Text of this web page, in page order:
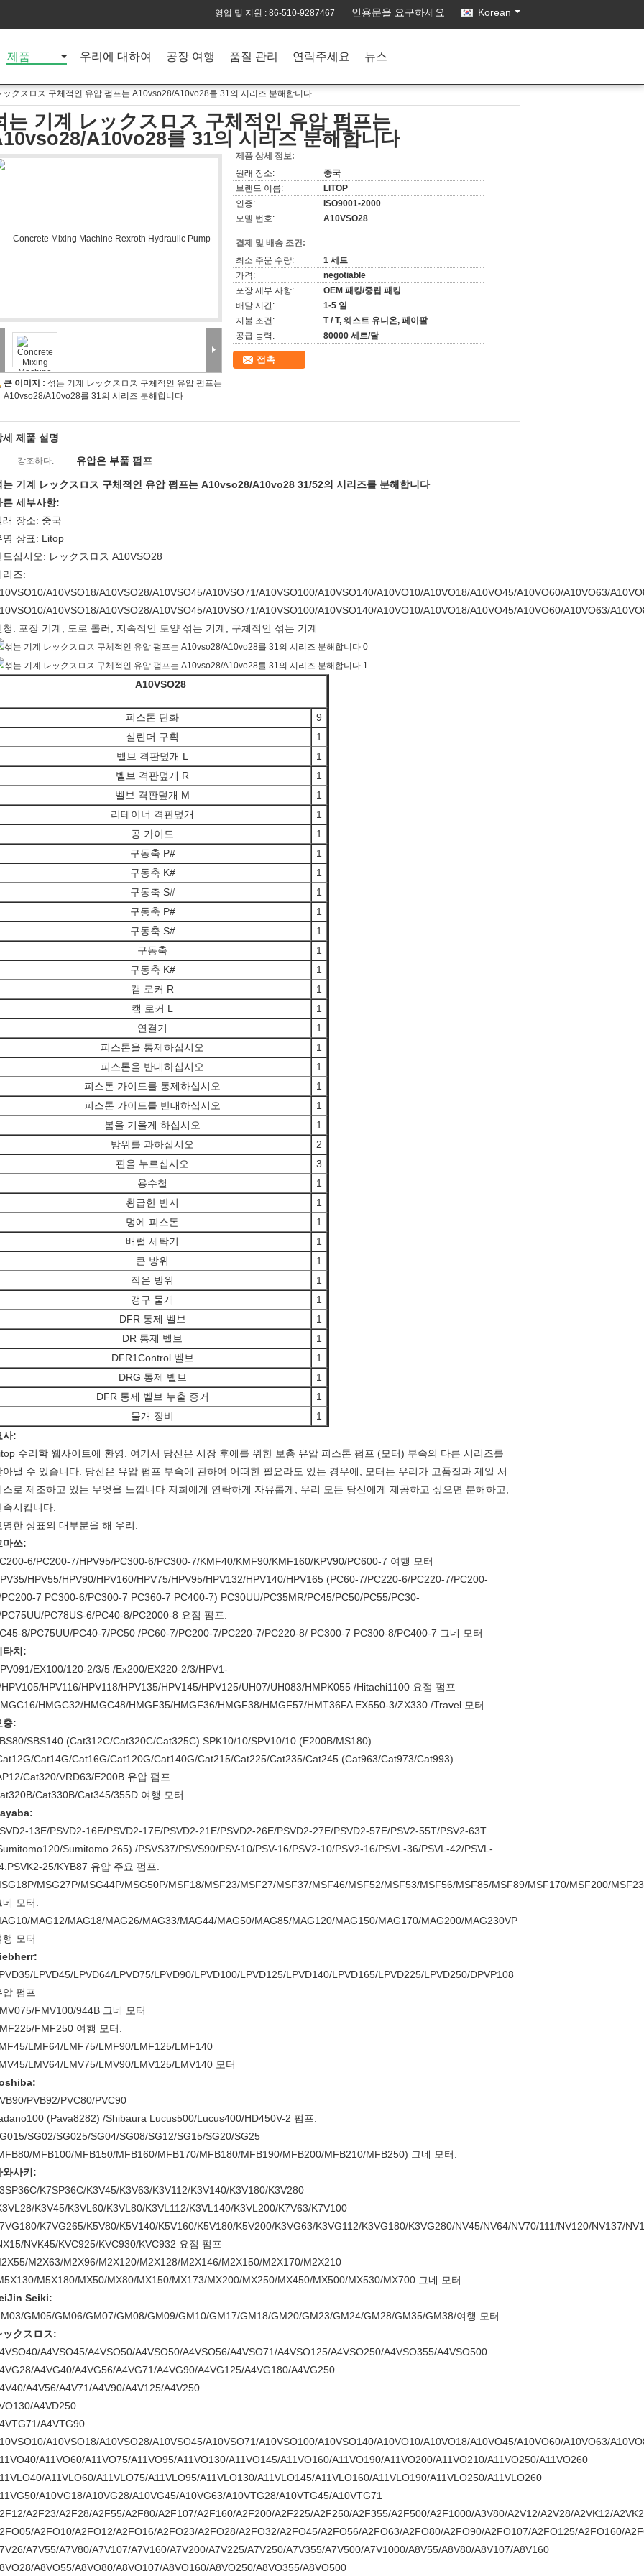
영업 및 지원 : 86-510-9287467 인용문을 요구하세요 Korean
제품 우리에 대하여 공장 여행 품질 관리 연락주세요 뉴스
ックスロス 구체적인 유압 펌프는 A10vso28/A10vo28를 31의 시리즈 분해합니다
는 기계 レックスロス 구체적인 유압 펌프는
A10vo28를 31의 시리즈 분해합니다
큰 이미지 : 섞는 기계 レックスロス 구체적인 유압 펌프는
A10vso28/A10vo28를 31의 시리즈 분해합니다
제품 상세 정보:
원래 장소:
중국
브랜드 이름:
LITOP
인증:
ISO9001-2000
모델 번호:
A10VSO28
결제 및 배송 조건:
최소 주문 수량:
1 세트
가격:
negotiable
포장 세부 사항:
OEM 패킹/중립 패킹
배달 시간:
1-5 일
지불 조건:
T / T, 웨스트 유니온, 페이팔
공급 능력:
80000 세트/달
접촉
세 제품 설명
강조하다: 유압은 부품 펌프
는 기계 レックスロス 구체적인 유압 펌프는 A10vso28/A10vo28 31/52의 시리즈를 분해합니다
른 세부사항:
래 장소: 중국
명 상표: Litop
드십시오: レックスロス A10VSO28
리즈:
A10VSO18/A10VSO28/A10VSO45/A10VSO71/A10VSO100/A10VSO140/A10VO10/A10VO18/A10VO45/A10VO60/A10VO63/
A10VSO18/A10VSO28/A10VSO45/A10VSO71/A10VSO100/A10VSO140/A10VO10/A10VO18/A10VO45/A10VO60/A10VO63/
청: 포장 기계, 도로 롤러, 지속적인 토양 섞는 기계, 구체적인 섞는 기계
A10VSO28
피스톤 단화
9
실린더 구획
1
벨브 격판덮개 L
1
벨브 격판덮개 R
1
벨브 격판덮개 M
1
리테이너 격판덮개
1
공 가이드
1
구동축 P#
1
구동축 K#
1
구동축 S#
1
구동축 P#
1
구동축 S#
1
구동축
1
구동축 K#
1
캠 로커 R
1
캠 로커 L
1
연결기
1
피스톤을 통제하십시오
1
피스톤을 반대하십시오
1
피스톤 가이드를 통제하십시오
1
피스톤 가이드를 반대하십시오
1
봄을 기울게 하십시오
1
방위를 과하십시오
2
핀을 누르십시오
3
용수철
1
황급한 반지
1
멍에 피스톤
1
배럴 세탁기
1
큰 방위
1
작은 방위
1
갱구 물개
1
DFR 통제 벨브
1
DR 통제 벨브
1
DFR1Control 벨브
1
DRG 통제 벨브
1
DFR 통제 벨브 누출 증거
1
물개 장비
1
사:
수리학 웹사이트에 환영. 여기서 당신은 시장 후에를 위한 보충 유압 피스톤 펌프 (모터) 부속의 다른 시리즈를
아낼 수 있습니다. 당신은 유압 펌프 부속에 관하여 어떠한 필요라도 있는 경우에, 모터는 우리가 고품질과 제일 서
스로 제조하고 있는 무엇을 느낍니다 저희에게 연락하게 자유롭게, 우리 모든 당신에게 제공하고 싶으면 분해하고,
족시킵니다.
명한 상표의 대부분을 해 우리:
마쓰:
6/PC200-7/HPV95/PC300-6/PC300-7/KMF40/KMF90/KMF160/KPV90/PC600-7 여행 모터
HPV55/HPV90/HPV160/HPV75/HPV95/HPV132/HPV140/HPV165 (PC60-7/PC220-6/PC220-7/PC200-
7 PC300-6/PC300-7 PC360-7 PC400-7) PC30UU/PC35MR/PC45/PC50/PC55/PC30-
PC78US-6/PC40-8/PC2000-8 요점 펌프.
8/PC75UU/PC40-7/PC50 /PC60-7/PC200-7/PC220-7/PC220-8/ PC300-7 PC300-8/PC400-7 그네 모터
타치:
EX100/120-2/3/5 /Ex200/EX220-2/3/HPV1-
HPV105/HPV116/HPV118/HPV135/HPV145/HPV125/UH07/UH083/HMPK055 /Hitachi1100 요점 펌프
HMGC32/HMGC48/HMGF35/HMGF36/HMGF38/HMGF57/HMT36FA EX550-3/ZX330 /Travel 모터
충:
SBS140 (Cat312C/Cat320C/Cat325C) SPK10/10/SPV10/10 (E200B/MS180)
Cat14G/Cat16G/Cat120G/Cat140G/Cat215/Cat225/Cat235/Cat245 (Cat963/Cat973/Cat993)
Cat320/VRD63/E200B 유압 펌프
Cat330B/Cat345/355D 여행 모터.
13E/PSVD2-16E/PSVD2-17E/PSVD2-21E/PSVD2-26E/PSVD2-27E/PSVD2-57E/PSV2-55T/PSV2-63T
Sumitomo 265) /PSVS37/PSVS90/PSV-10/PSV-16/PSV2-10/PSV2-16/PSVL-36/PSVL-42/PSVL-
25/KYB87 유압 주요 펌프.
MSG27P/MSG44P/MSG50P/MSF18/MSF23/MSF27/MSF37/MSF46/MSF52/MSF53/MSF56/MSF85/MSF89/MSF170/MSF200/
네 모터.
MAG12/MAG18/MAG26/MAG33/MAG44/MAG50/MAG85/MAG120/MAG150/MAG170/MAG200/MAG230VP
행 모터
LPVD45/LPVD64/LPVD75/LPVD90/LPVD100/LPVD125/LPVD140/LPVD165/LPVD225/LPVD250/DPVP108
압 펌프
FMV100/944B 그네 모터
FMF250 여행 모터.
LMF64/LMF75/LMF90/LMF125/LMF140
LMV64/LMV75/LMV90/LMV125/LMV140 모터
PVB92/PVC80/PVC90
(Pava8282) /Shibaura Lucus500/Lucus400/HD450V-2 펌프.
SG02/SG025/SG04/SG08/SG12/SG15/SG20/SG25
MFB100/MFB150/MFB160/MFB170/MFB180/MFB190/MFB200/MFB210/MFB250) 그네 모터.
와사키:
K7SP36C/K3V45/K3V63/K3V112/K3V140/K3V180/K3V280
K3V45/K3VL60/K3VL80/K3VL112/K3VL140/K3VL200/K7V63/K7V100
K7VG265/K5V80/K5V140/K5V160/K5V180/K5V200/K3VG63/K3VG112/K3VG180/K3VG280/NV45/NV64/NV70/111/NV120/NV137/
NVK45/KVC925/KVC930/KVC932 요점 펌프
M2X63/M2X96/M2X120/M2X128/M2X146/M2X150/M2X170/M2X210
M5X180/MX50/MX80/MX150/MX173/MX200/MX250/MX450/MX500/MX530/MX700 그네 모터.
Seiki:
GM05/GM06/GM07/GM08/GM09/GM10/GM17/GM18/GM20/GM23/GM24/GM28/GM35/GM38/여행 모터.
ックスロス:
A4VSO45/A4VSO50/A4VSO50/A4VSO56/A4VSO71/A4VSO125/A4VSO250/A4VSO355/A4VSO500.
A4VG40/A4VG56/A4VG71/A4VG90/A4VG125/A4VG180/A4VG250.
A4V56/A4V71/A4V90/A4V125/A4V250
A4VD250
A4VTG90.
A10VSO18/A10VSO28/A10VSO45/A10VSO71/A10VSO100/A10VSO140/A10VO10/A10VO18/A10VO45/A10VO60/A10VO63/
A11VO60/A11VO75/A11VO95/A11VO130/A11VO145/A11VO160/A11VO190/A11VO200/A11VO210/A11VO250/A11VO260
A11VLO60/A11VLO75/A11VLO95/A11VLO130/A11VLO145/A11VLO160/A11VLO190/A11VLO250/A11VLO260
A10VG18/A10VG28/A10VG45/A10VG63/A10VTG28/A10VTG45/A10VTG71
A2F23/A2F28/A2F55/A2F80/A2F107/A2F160/A2F200/A2F225/A2F250/A2F355/A2F500/A2F1000/A3V80/A2V12/A2V28/A2VK12/
A2FO10/A2FO12/A2FO16/A2FO23/A2FO28/A2FO32/A2FO45/A2FO56/A2FO63/A2FO80/A2FO90/A2FO107/A2FO125/A2FO160/
A7V55/A7V80/A7V107/A7V160/A7V200/A7V225/A7V250/A7V355/A7V500/A7V1000/A8V55/A8V80/A8V107/A8V160
A8VO55/A8VO80/A8VO107/A8VO160/A8VO250/A8VO355/A8VO500